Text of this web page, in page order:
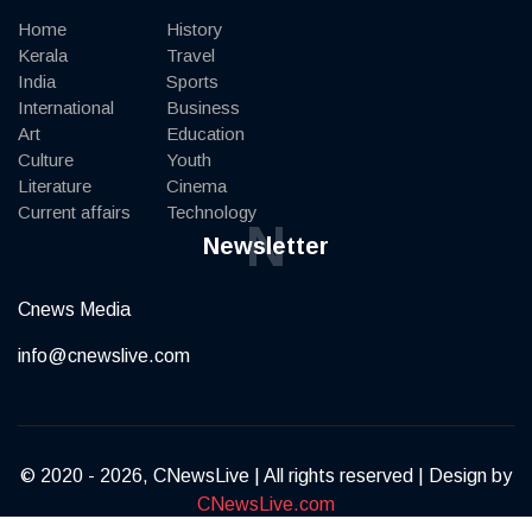
Home
Kerala
India
International
Art
Culture
Literature
Current affairs
History
Travel
Sports
Business
Education
Youth
Cinema
Technology
Newsletter
N
Cnews Media
info@cnewslive.com
© 2020 - 2026, CNewsLive | All rights reserved | Design by
CNewsLive.com